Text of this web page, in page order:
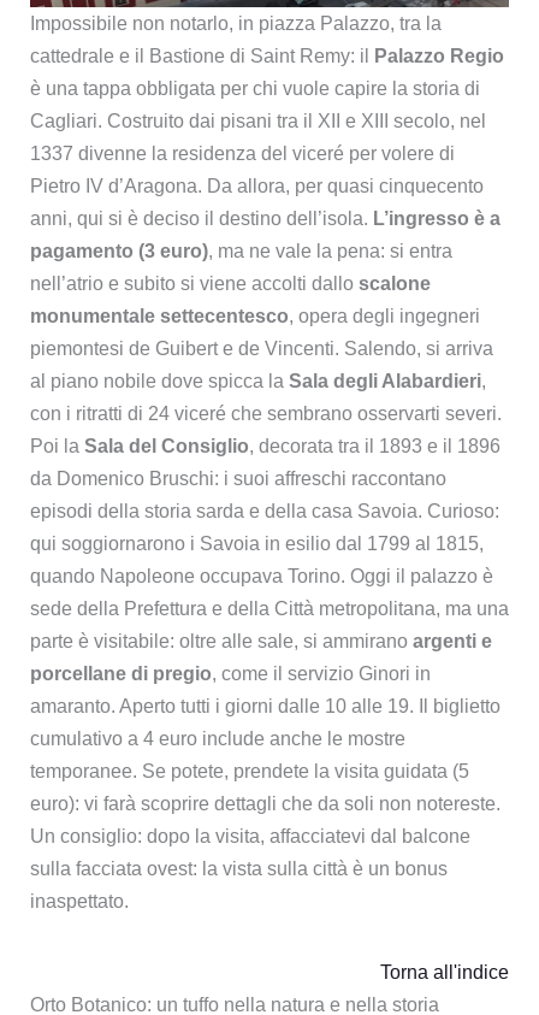
Impossibile non notarlo, in piazza Palazzo, tra la
cattedrale e il Bastione di Saint Remy: il
Palazzo Regio
è una tappa obbligata per chi vuole capire la storia di
Cagliari. Costruito dai pisani tra il XII e XIII secolo, nel
1337 divenne la residenza del viceré per volere di
Pietro IV d’Aragona. Da allora, per quasi cinquecento
anni, qui si è deciso il destino dell’isola. L’ingresso è a
pagamento (3 euro), ma ne vale la pena: si entra
nell’atrio e subito si viene accolti dallo scalone
monumentale settecentesco, opera degli ingegneri
piemontesi de Guibert e de Vincenti. Salendo, si arriva
al piano nobile dove spicca la Sala degli Alabardieri,
con i ritratti di 24 viceré che sembrano osservarti severi.
Poi la Sala del Consiglio, decorata tra il 1893 e il 1896
da Domenico Bruschi: i suoi affreschi raccontano
episodi della storia sarda e della casa Savoia. Curioso:
qui soggiornarono i Savoia in esilio dal 1799 al 1815,
quando Napoleone occupava Torino. Oggi il palazzo è
sede della Prefettura e della Città metropolitana, ma una
parte è visitabile: oltre alle sale, si ammirano argenti e
porcellane di pregio, come il servizio Ginori in
amaranto. Aperto tutti i giorni dalle 10 alle 19. Il biglietto
cumulativo a 4 euro include anche le mostre
temporanee. Se potete, prendete la visita guidata (5
euro): vi farà scoprire dettagli che da soli non notereste.
Un consiglio: dopo la visita, affacciatevi dal balcone
sulla facciata ovest: la vista sulla città è un bonus
inaspettato.
Orto Botanico: un tuffo nella natura e nella storia
Torna all'indice